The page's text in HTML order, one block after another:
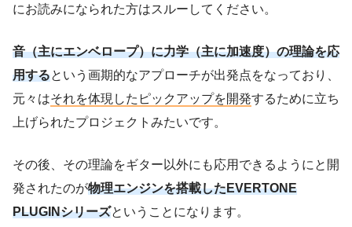
にお読みになられた方はスルーしてください。
音（主にエンベロープ）に力学（主に加速度）の理論を応
用するという画期的なアプローチが出発点をなっており、
元々はそれを体現したピックアップを開発するために立ち
上げられたプロジェクトみたいです。
その後、その理論をギター以外にも応用できるようにと開
発されたのが物理エンジンを搭載したEVERTONE
PLUGINシリーズということになります。